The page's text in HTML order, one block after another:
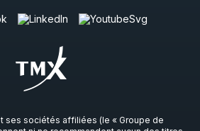
ses sociétés affiliées (le « Groupe de